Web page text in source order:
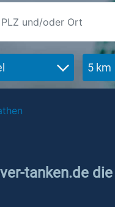
5 km
tanken.de